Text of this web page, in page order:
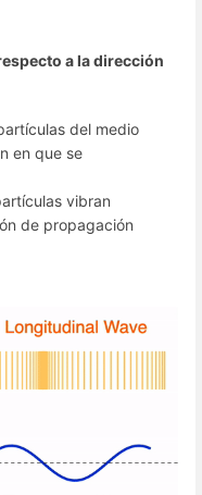
a la dirección
del medio
en que se
vibran
de propagación